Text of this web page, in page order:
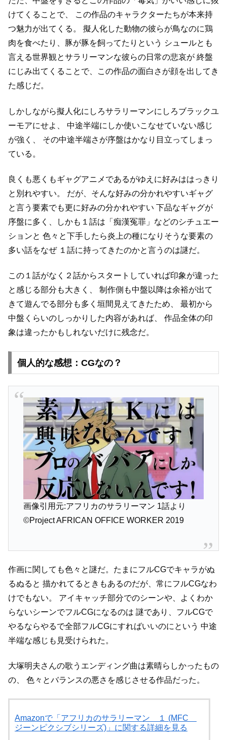
けてくることで、
この作品のキャラクターたちが本来持
つ魅力が出てくる。
擬人化した動物の彼らが鳥なのに鶏
肉を食べたり、豚が豚を飼ってたりという シュールとも
言える世界観とサラリーマンな彼らの日常の悲哀が 終盤
にじみ出てくることで、この作品の面白さが顔を出してき
た感じだ。
しかしながら擬人化にしろサラリーマンにしろブラックユ
ーモアにせよ、
中途半端にしか使いこなせていない感じ
が強く、
その中途半端さが序盤はかなり目立ってしまっ
ている。
良くも悪くもギャグアニメであるがゆえに好みははっきり
と別れやすい。
だが、そんな好みの分かれやすいギャグ
と言う要素でも更に好みの分かれやすい 下品なギャグが
序盤に多く、しかも１話は「痴漢冤罪」などのシチュエー
ションと 色々と下手したら炎上の種になりそうな要素の
多い話をなぜ１話に持ってきたのかと言うのは謎だ。
この１話がなく２話からスタートしていれば印象が違った
と感じる部分も大きく、
制作側も中盤以降は余裕が出て
きて遊んでる部分も多く垣間見えてきたため、
最初から
中盤くらいのしっかりした内容があれば、
作品全体の印
象は違ったかもしれないだけに残念だ。
個人的な感想：CGなの？
画像引用元:アフリカのサラリーマン 1話より
©Project AFRICAN OFFICE WORKER 2019
作画に関しても色々と謎だ。たまにフルCGでキャラがぬ
るぬると 描かれてるときもあるのだが、常にフルCGなわ
けでもない。
アイキャッチ部分でのシーンや、よくわか
らないシーンでフルCGになるのは 謎であり、フルCGで
やるならやるで全部フルCGにすればいいのにという 中途
半端な感じも見受けられた。
大塚明夫さんの歌うエンディング曲は素晴らしかったもの
の、
色々とバランスの悪さを感じさせる作品だった。
Amazonで「アフリカのサラリーマン １ (MFC
ジーンピクシブシリーズ)」に関する詳細を見る